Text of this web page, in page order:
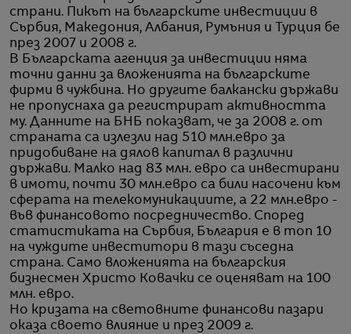
страни. Пикът на българските инвестиции в
Сърбия, Македония, Албания, Румъния и Турция бе
през 2007 и 2008 г.
В Българската агенция за инвестиции няма
точни данни за вложенията на българските
фирми в чужбина. Но другите балкански държави
не пропуснаха да регистрират активността
му. Данните на БНБ показват, че за 2008 г. от
страната са излезли над 510 млн.евро за
придобиване на дялов капитал в различни
държави. Малко над 83 млн. евро са инвестирани
в имоти, почти 30 млн.евро са били насочени към
сферата на телекомуникациите, а 22 млн.евро -
във финансовото посредничество. Според
статистиката на Сърбия, България е в топ 10
на чуждите инвеститори в тази съседна
страна. Само вложенията на българския
бизнесмен Христо Ковачки се оценяват на 100
млн. евро.
Но кризата на световните финансови пазари
оказа своето влияние и през 2009 г.